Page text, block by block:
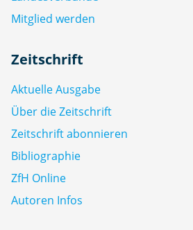
Mitglied werden
Zeitschrift
Aktuelle Ausgabe
Über die Zeitschrift
Zeitschrift abonnieren
Bibliographie
ZfH Online
Autoren Infos